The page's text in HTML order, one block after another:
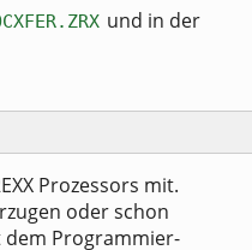
und in der
Prozessors mit.
oder schon
dem Programmier-